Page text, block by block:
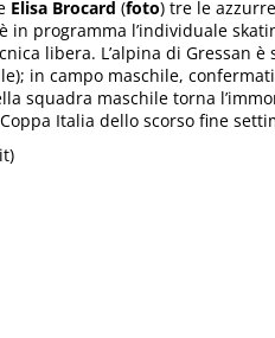
Elisa Brocard (foto) tre le
in programma l’individuale
libera. L’alpina di Gressan
in campo maschile, confermati
squadra maschile torna
Italia dello scorso fine